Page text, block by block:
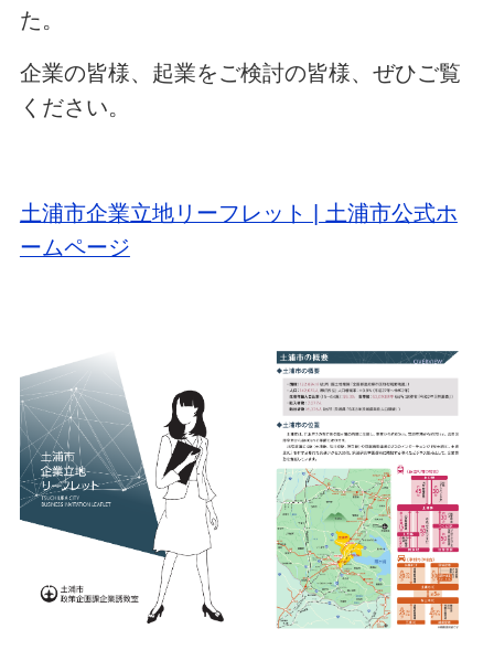
た。
企業の皆様、起業をご検討の皆様、ぜひご覧
ください。
土浦市企業立地リーフレット | 土浦市公式ホ
ームページ